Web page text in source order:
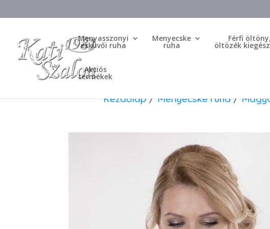
Menyasszonyi
esküvői ruha
Menyecske
ruha
Férfi öltöny,
öltözék
Akciós
termékek
Kezdőlap/Menyecske ruha/